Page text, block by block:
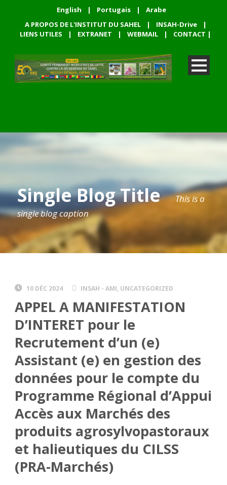
English | Portugais |
Arabe
A PROPOS DE L'INSTITUT DU SAHEL
| INSAH-Drive
|
LIENS UTILES
| EXTRANET | WEBMAIL | CONTACT |
Single Blog Title
This is a
single blog caption
10 DÉC 2024 INSAH - AMI, UNCATEGORIZED
APPEL A MANIFESTATION
D’INTERET pour le
Recrutement d’un (e)
Assistant (e) en gestion des
données pour le compte du
Programme Régional d’Appui
Accès aux Marchés des
produits agrosylvopastoraux
et halieutiques du CILSS
(PRA-Marchés)